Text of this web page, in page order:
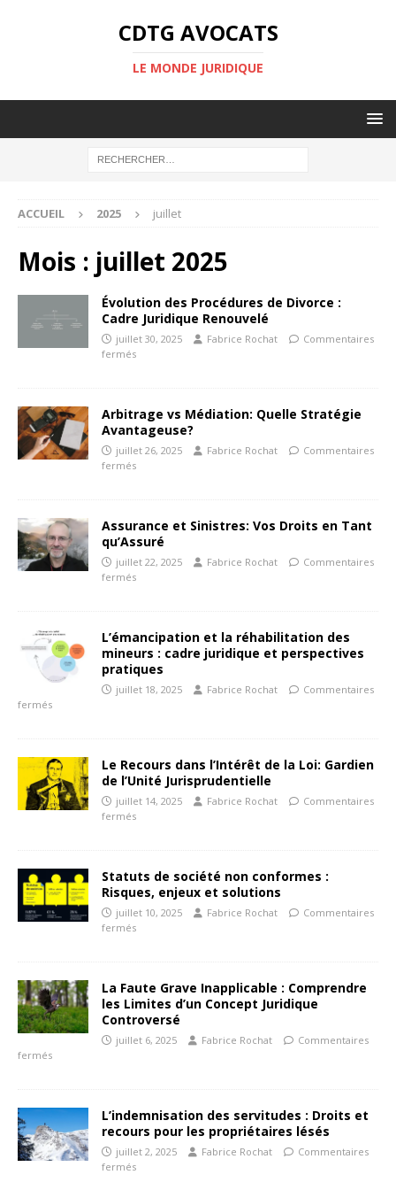
CDTG AVOCATS
LE MONDE JURIDIQUE
ACCUEIL 2025 juillet
Mois : juillet 2025
Évolution des Procédures de Divorce :
Cadre Juridique Renouvelé
juillet 30, 2025 Fabrice Rochat
Commentaires
fermés
Arbitrage vs Médiation: Quelle Stratégie
Avantageuse?
juillet 26, 2025 Fabrice Rochat
Commentaires
fermés
Assurance et Sinistres: Vos Droits en Tant
qu’Assuré
juillet 22, 2025 Fabrice Rochat
Commentaires
fermés
L’émancipation et la réhabilitation des
mineurs : cadre juridique et perspectives
pratiques
juillet 18, 2025 Fabrice Rochat
Commentaires
fermés
Le Recours dans l’Intérêt de la Loi: Gardien
de l’Unité Jurisprudentielle
juillet 14, 2025 Fabrice Rochat
Commentaires
fermés
Statuts de société non conformes :
Risques, enjeux et solutions
juillet 10, 2025 Fabrice Rochat
Commentaires
fermés
La Faute Grave Inapplicable : Comprendre
les Limites d’un Concept Juridique
Controversé
juillet 6, 2025 Fabrice Rochat
Commentaires
fermés
L’indemnisation des servitudes : Droits et
recours pour les propriétaires lésés
juillet 2, 2025 Fabrice Rochat
Commentaires
fermés